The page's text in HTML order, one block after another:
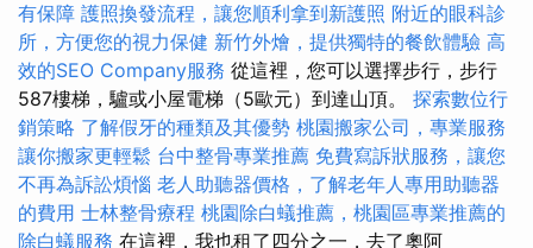
有保障 護照換發流程，讓您順利拿到新護照 附近的眼科診
所，方便您的視力保健 新竹外燴，提供獨特的餐飲體驗 高
效的SEO Company服務 從這裡，您可以選擇步行，步行
587樓梯，驢或小屋電梯（5歐元）到達山頂。 探索數位行
銷策略 了解假牙的種類及其優勢 桃園搬家公司，專業服務
讓你搬家更輕鬆 台中整骨專業推薦 免費寫訴狀服務，讓您
不再為訴訟煩惱 老人助聽器價格，了解老年人專用助聽器
的費用 士林整骨療程 桃園除白蟻推薦，桃園區專業推薦的
除白蟻服務 在這裡，我也租了四分之一，去了奧阿